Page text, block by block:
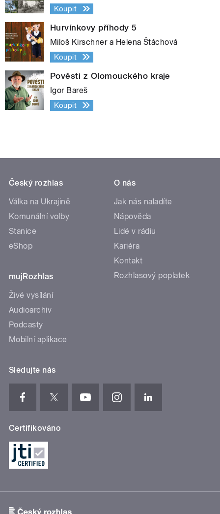
Koupit
Hurvínkovy příhody 5
Miloš Kirschner a Helena Štáchová
Koupit
Pověsti z Olomouckého kraje
Igor Bareš
Koupit
Český rozhlas
Válka na Ukrajině
Komunální volby
Stanice
eShop
mujRozhlas
Živé vysílání
Audioarchiv
Podcasty
Mobilní aplikace
O nás
Jak nás naladíte
Nápověda
Lidé v rádiu
Kariéra
Kontakt
Rozhlasový poplatek
Sledujte nás
Certifikováno